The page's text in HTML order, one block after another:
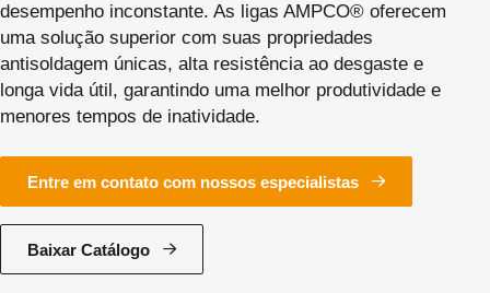
desempenho inconstante. As ligas AMPCO® oferecem
uma solução superior com suas propriedades
antisoldagem únicas, alta resistência ao desgaste e
longa vida útil, garantindo uma melhor produtividade e
menores tempos de inatividade.
Entre em contato com nossos especialistas
Baixar Catálogo